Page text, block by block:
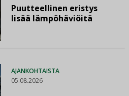
Puutteellinen eristys
lisää lämpöhäviöitä
AJANKOHTAISTA
05.08.2026